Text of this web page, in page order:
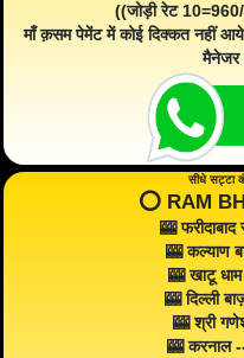
((जोड़ी रेट
माँ क़सम पेमेंट में कोई दिक्कत नहीं
मैनेजर
सीधे सट्टा
⭕️ RAM
🎰
🎰 कल्याण
🎰 खाटू
🎰 दिल्ली
🎰 श्री
🎰 करनाल